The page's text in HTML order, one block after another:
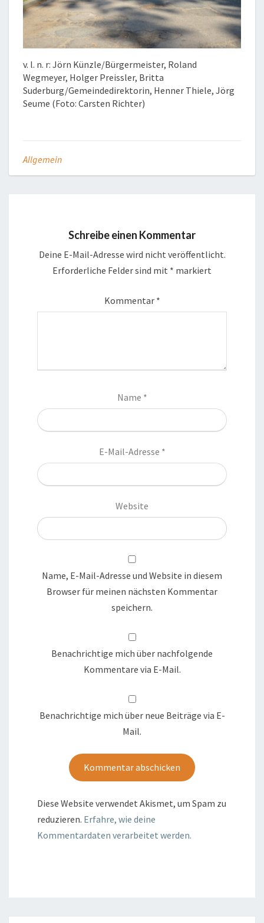
v. l. n. r: Jörn Künzle/Bürgermeister, Roland
Wegmeyer, Holger Preissler, Britta
Suderburg/Gemeindedirektorin, Henner Thiele, Jörg
Seume (Foto: Carsten Richter)
Allgemein
Schreibe einen Kommentar
Deine E-Mail-Adresse wird nicht veröffentlicht.
Erforderliche Felder sind mit * markiert
Kommentar *
Name *
E-Mail-Adresse *
Website
Name, E-Mail-Adresse und Website in diesem
Browser für meinen nächsten Kommentar
speichern.
Benachrichtige mich über nachfolgende
Kommentare via E-Mail.
Benachrichtige mich über neue Beiträge via E-
Mail.
Diese Website verwendet Akismet, um Spam zu
reduzieren. Erfahre, wie deine
Kommentardaten verarbeitet werden.